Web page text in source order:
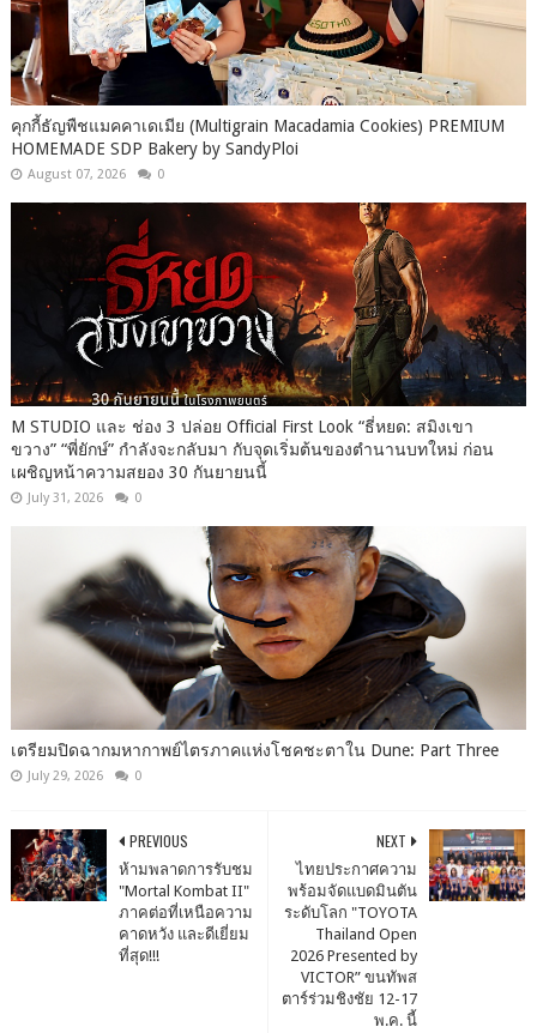
คุกกี้ธัญพืชแมคคาเดเมีย (Multigrain Macadamia Cookies) PREMIUM
HOMEMADE SDP Bakery by SandyPloi
August 07, 2026 0
M STUDIO และ ช่อง 3 ปล่อย Official First Look “ธี่หยด: สมิงเขา
ขวาง” “พี่ยักษ์” กำลังจะกลับมา กับจุดเริ่มต้นของตำนานบทใหม่ ก่อน
เผชิญหน้าความสยอง 30 กันยายนนี้
July 31, 2026 0
เตรียมปิดฉากมหากาพย์ไตรภาคแห่งโชคชะตาใน Dune: Part Three
July 29, 2026 0
NEXT
ไทยประกาศความ
พร้อมจัดแบดมินตัน
ระดับโลก "TOYOTA
Thailand Open
2026 Presented by
VICTOR” ขนทัพส
ตาร์ร่วมชิงชัย 12-17
พ.ค. นี้
PREVIOUS
ห้ามพลาดการรับชม
"Mortal Kombat II"
ภาคต่อที่เหนือความ
คาดหวัง และดีเยี่ยม
ที่สุด!!!